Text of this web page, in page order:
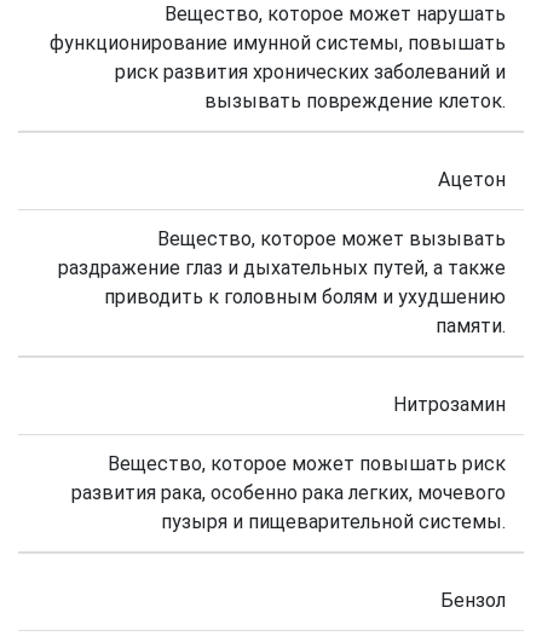
Вещество, которое может нарушать
функционирование имунной системы, повышать
риск развития хронических заболеваний и
вызывать повреждение клеток.
Ацетон
Вещество, которое может вызывать
раздражение глаз и дыхательных путей, а также
приводить к головным болям и ухудшению
памяти.
Нитрозамин
Вещество, которое может повышать риск
развития рака, особенно рака легких, мочевого
пузыря и пищеварительной системы.
Бензол